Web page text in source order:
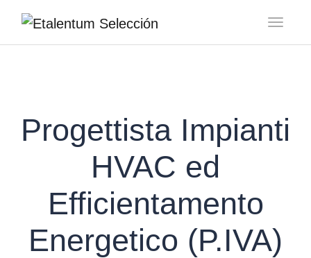
Progettista Impianti
HVAC ed
Efficientamento
Energetico (P.IVA)